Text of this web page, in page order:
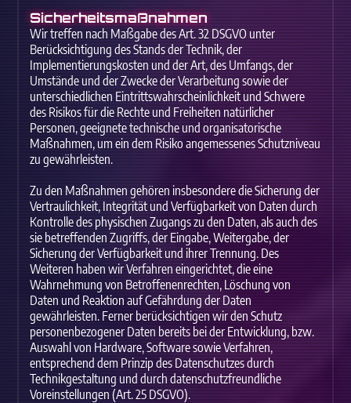
Sicherheitsmaßnahmen
Wir treffen nach Maßgabe des Art. 32 DSGVO unter
Berücksichtigung des Stands der Technik, der
Implementierungskosten und der Art, des Umfangs, der
Umstände und der Zwecke der Verarbeitung sowie der
unterschiedlichen Eintrittswahrscheinlichkeit und Schwere
des Risikos für die Rechte und Freiheiten natürlicher
Personen, geeignete technische und organisatorische
Maßnahmen, um ein dem Risiko angemessenes Schutzniveau
zu gewährleisten.
Zu den Maßnahmen gehören insbesondere die Sicherung der
Vertraulichkeit, Integrität und Verfügbarkeit von Daten durch
Kontrolle des physischen Zugangs zu den Daten, als auch des
sie betreffenden Zugriffs, der Eingabe, Weitergabe, der
Sicherung der Verfügbarkeit und ihrer Trennung. Des
Weiteren haben wir Verfahren eingerichtet, die eine
Wahrnehmung von Betroffenenrechten, Löschung von
Daten und Reaktion auf Gefährdung der Daten
gewährleisten. Ferner berücksichtigen wir den Schutz
personenbezogener Daten bereits bei der Entwicklung, bzw.
Auswahl von Hardware, Software sowie Verfahren,
entsprechend dem Prinzip des Datenschutzes durch
Technikgestaltung und durch datenschutzfreundliche
Voreinstellungen (Art. 25 DSGVO).